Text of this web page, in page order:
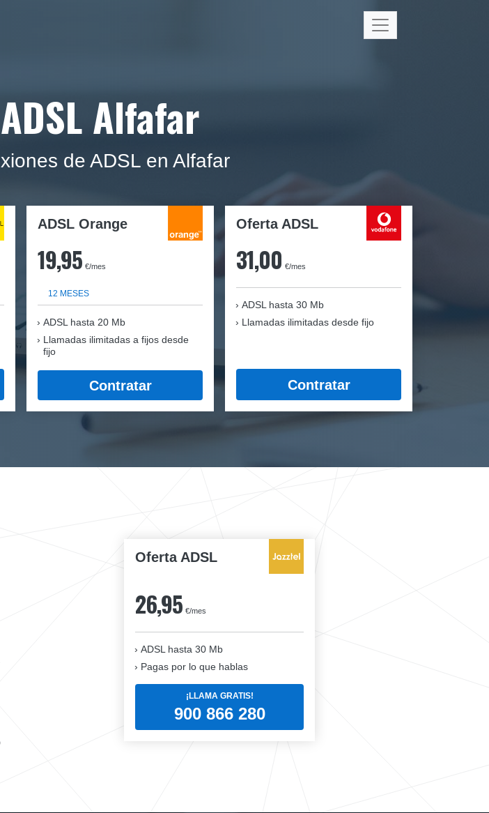
Alfafar
de ADSL en Alfafar
ADSL Orange
19,95 €/mes
12 MESES
ADSL hasta 20 Mb
Llamadas ilimitadas a fijos desde
fijo
Contratar
Oferta ADSL
31,00 €/mes
ADSL hasta 30 Mb
Llamadas ilimitadas desde fijo
Contratar
Oferta ADSL
26,95 €/mes
ADSL hasta 30 Mb
Pagas por lo que hablas
¡LLAMA GRATIS!
900 866 280